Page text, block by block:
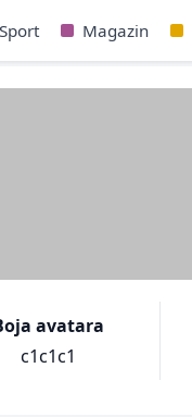
Sport Magazin
avatara
c1c1c1